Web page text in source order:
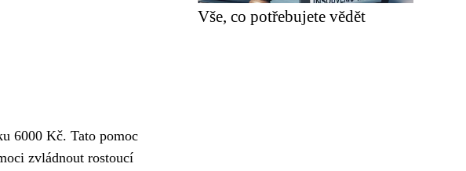
6000 Kč. Tato pomoc
zvládnout rostoucí
Vše, co potřebujete vědět